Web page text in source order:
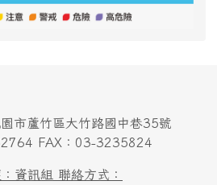
市蘆竹區大竹路國中巷35號
FAX：03-3235824
資訊組 聯絡方式：